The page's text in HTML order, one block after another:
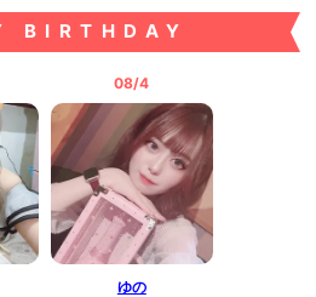
BIRTHDAY
08/4
ゆの